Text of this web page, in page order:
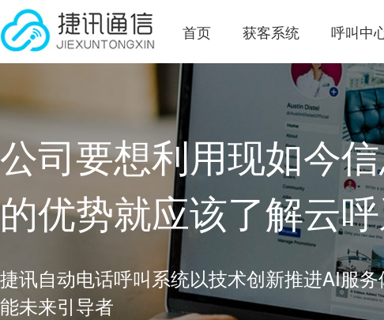
首页 获客系统 呼叫中
公司要想利用现如今
的优势就应该了解云
捷讯自动电话呼叫系统以技术创新推进AI服
能未来引导者